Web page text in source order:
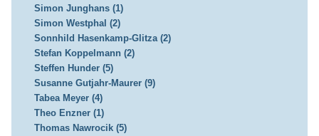
Simon Junghans (1)
Simon Westphal (2)
Sonnhild Hasenkamp-Glitza (2)
Stefan Koppelmann (2)
Steffen Hunder (5)
Susanne Gutjahr-Maurer (9)
Tabea Meyer (4)
Theo Enzner (1)
Thomas Nawrocik (5)